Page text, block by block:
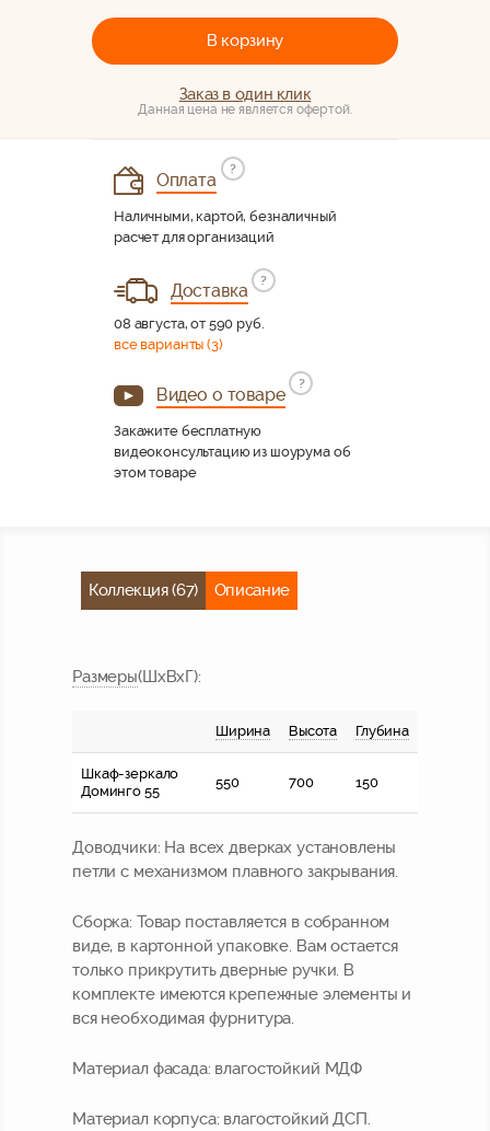
В корзину
Заказ в один клик
Данная цена не является офертой.
Оплата
?
Наличными, картой, безналичный
расчет для организаций
Доставка
?
08 августа, от 590 руб.
все варианты (3)
Видео о товаре
?
Закажите бесплатную
видеоконсультацию из шоурума об
этом товаре
Коллекция (67) Описание
Размеры(ШхВхГ):
Ширина Высота Глубина
Шкаф-зеркало
Доминго 55
550 700 150
Доводчики: На всех дверках установлены
петли с механизмом плавного закрывания.
Сборка: Товар поставляется в собранном
виде, в картонной упаковке. Вам остается
только прикрутить дверные ручки. В
комплекте имеются крепежные элементы и
вся необходимая фурнитура.
Материал фасада: влагостойкий МДФ
Материал корпуса: влагостойкий ДСП.